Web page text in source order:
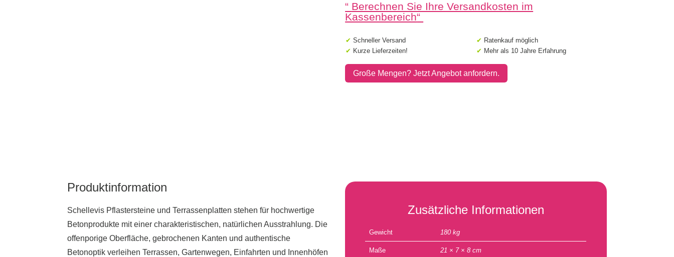
Menge
“ Berechnen Sie Ihre Versandkosten im
Kassenbereich“
✔Schneller Versand ✔ Ratenkauf möglich
✔ Kurze Lieferzeiten! ✔ Mehr als 10 Jahre Erfahrung
Große Mengen? Jetzt Angebot anfordern.
Produktinformation
Schellevis Pflastersteine und Terrassenplatten stehen für hochwertige
Betonprodukte mit einer charakteristischen, natürlichen Ausstrahlung. Die
offenporige Oberfläche, gebrochenen Kanten und authentische
Betonoptik verleihen Terrassen, Gartenwegen, Einfahrten und Innenhöfen
Zusätzliche Informationen
Gewicht 180 kg
Maße 21 × 7 × 8 cm